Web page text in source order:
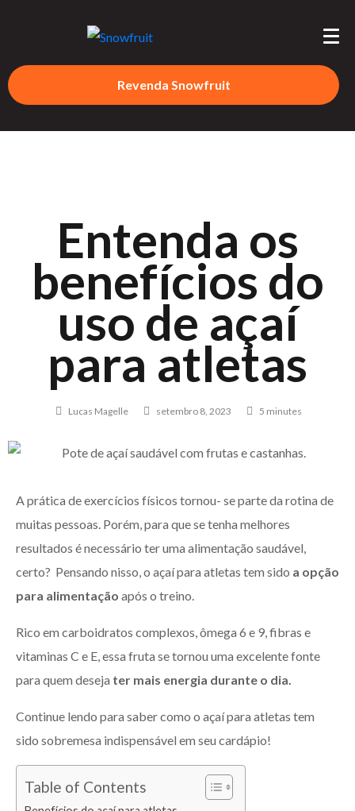
Revenda Snowfruit
Entenda os
benefícios do
uso de açaí
para atletas
Lucas Magelle setembro 8, 2023 5 minutes
A prática de exercícios físicos tornou- se parte da rotina de
muitas pessoas. Porém, para que se tenha melhores
resultados é necessário ter uma alimentação saudável,
certo? Pensando nisso, o açaí para atletas tem sido a opção
para alimentação após o treino.
Rico em carboidratos complexos, ômega 6 e 9, fibras e
vitaminas C e E, essa fruta se tornou uma excelente fonte
para quem deseja ter mais energia durante o dia.
Continue lendo para saber como o açaí para atletas tem
sido sobremesa indispensável em seu cardápio!
Table of Contents